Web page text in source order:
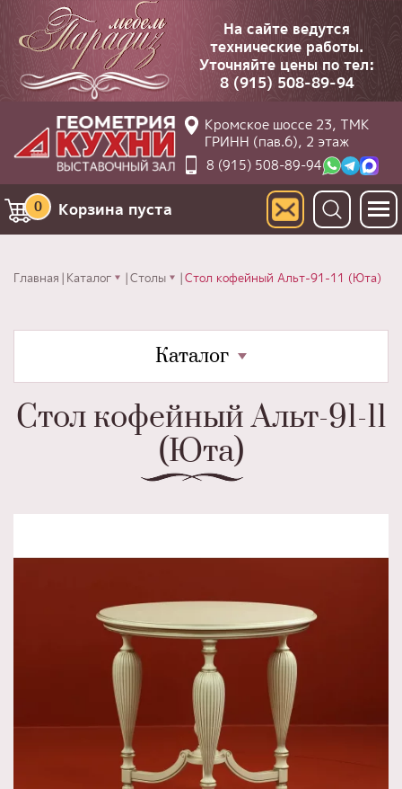
На сайте ведутся
технические работы.
Уточняйте цены по тел:
8 (915) 508-89-94
Кромское шоссе 23, ТМК
ГРИНН (пав.6), 2 этаж
8 (915) 508-89-94
0 Корзина пуста
Главная Каталог Столы Стол кофейный Альт-91-11 (Юта)
Каталог
Стол кофейный Альт-91-11
(Юта)